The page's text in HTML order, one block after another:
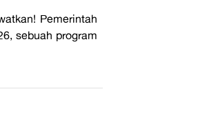
Pemerintah
sebuah program